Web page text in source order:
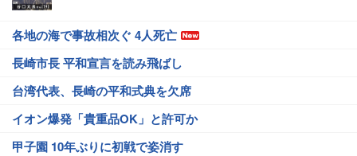
各地の海で事故相次ぐ 4人死亡
長崎市長 平和宣言を読み飛ばし
台湾代表、長崎の平和式典を欠席
イオン爆発「貴重品OK」と許可か
甲子園 10年ぶりに初戦で姿消す